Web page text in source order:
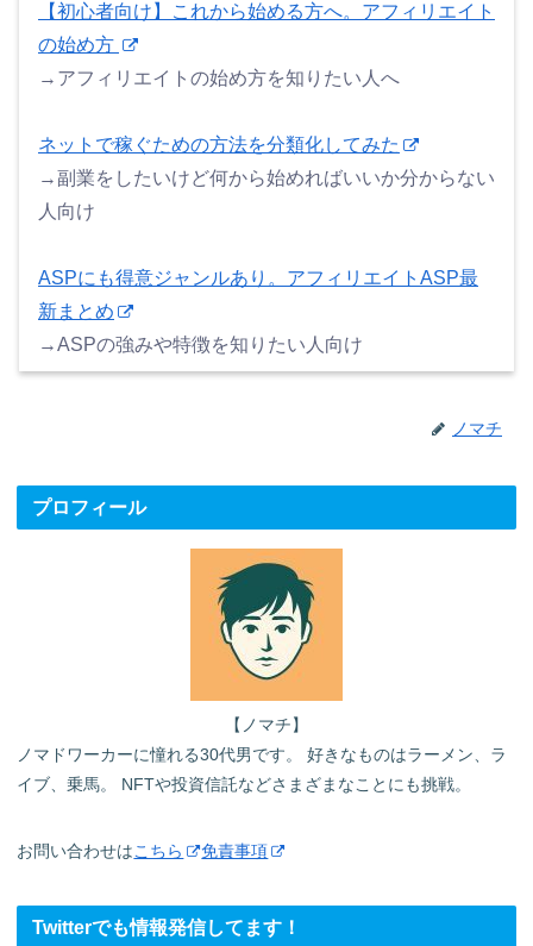
【初心者向け】これから始める方へ。アフィリエイト
の始め方
→アフィリエイトの始め方を知りたい人へ
ネットで稼ぐための方法を分類化してみた
→副業をしたいけど何から始めればいいか分からない
人向け
ASPにも得意ジャンルあり。アフィリエイトASP最
新まとめ
→ASPの強みや特徴を知りたい人向け
ノマチ
プロフィール
【ノマチ】
ノマドワーカーに憧れる30代男です。 好きなものはラーメン、ラ
イブ、乗馬。 NFTや投資信託などさまざまなことにも挑戦。
お問い合わせはこちら 免責事項
Twitterでも情報発信してます！